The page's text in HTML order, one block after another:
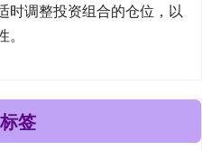
时调整投资组合的仓位，以
签